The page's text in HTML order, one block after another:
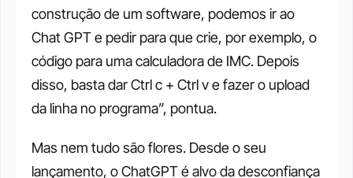
construção de um software, podemos ir ao
Chat GPT e pedir para que crie, por exemplo, o
código para uma calculadora de IMC. Depois
disso, basta dar Ctrl c + Ctrl v e fazer o upload
da linha no programa”, pontua.
Mas nem tudo são flores. Desde o seu
lançamento, o ChatGPT é alvo da desconfiança